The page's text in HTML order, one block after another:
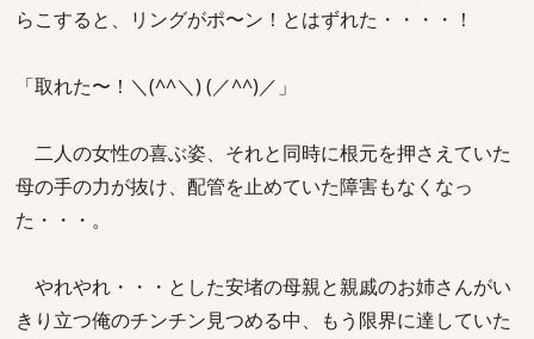
らこすると、リングがポ〜ン！とはずれた・・・・！
「取れた〜！＼(^^＼) (／^^)／」
二人の女性の喜ぶ姿、それと同時に根元を押さえていた
母の手の力が抜け、配管を止めていた障害もなくなっ
た・・・。
やれやれ・・・とした安堵の母親と親戚のお姉さんがい
きり立つ俺のチンチン見つめる中、もう限界に達していた